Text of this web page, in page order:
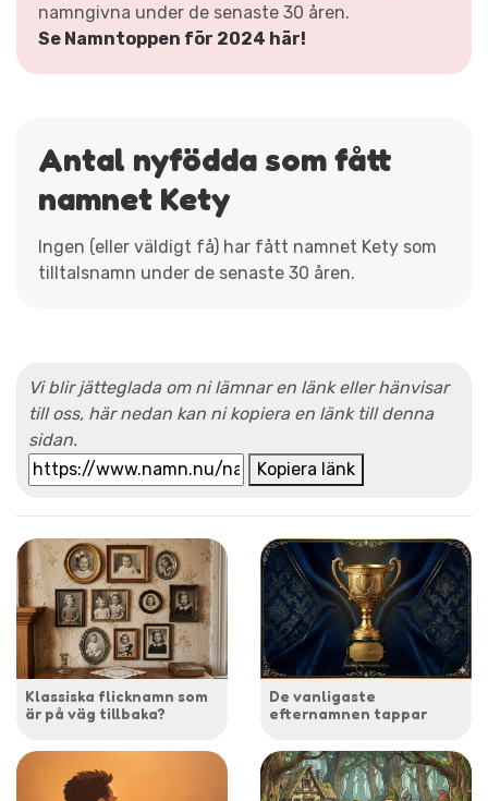
namngivna under de senaste 30 åren.
Se Namntoppen för 2024 här!
Antal nyfödda som fått
namnet Kety
Ingen (eller väldigt få) har fått namnet Kety som
tilltalsnamn under de senaste 30 åren.
Vi blir jätteglada om ni lämnar en länk eller hänvisar
till oss, här nedan kan ni kopiera en länk till denna
sidan.
Kopiera länk
Klassiska flicknamn som
är på väg tillbaka?
De vanligaste
efternamnen tappar